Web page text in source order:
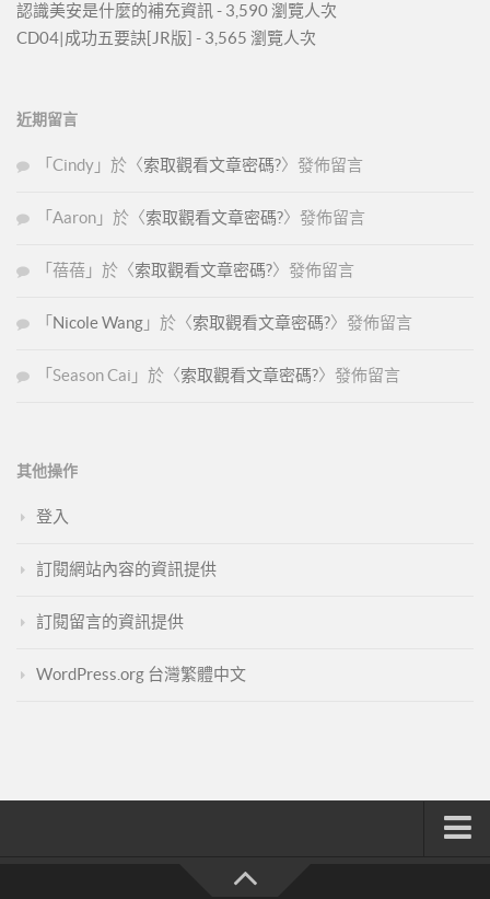
認識美安是什麼的補充資訊 - 3,590 瀏覽人次
CD04|成功五要訣[JR版] - 3,565 瀏覽人次
近期留言
「 Cindy 」於〈索取觀看文章密碼?〉發佈留言
「 Aaron 」於〈索取觀看文章密碼?〉發佈留言
「 蓓蓓 」於〈索取觀看文章密碼?〉發佈留言
「 Nicole Wang 」於〈索取觀看文章密碼?〉發佈留言
「 Season Cai 」於〈索取觀看文章密碼?〉發佈留言
其他操作
登入
訂閱網站內容的資訊提供
訂閱留言的資訊提供
WordPress.org 台灣繁體中文